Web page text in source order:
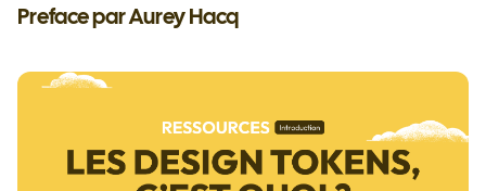
Preface par Aurey Hacq